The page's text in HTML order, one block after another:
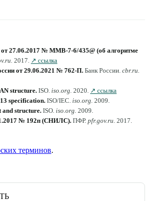
27.06.2017 № ММВ-7-6/435@ (об алгоритме
. 2017. ↗ ссылка
от 29.06.2021 № 762-П. Банк России. cbr.ru.
structure. ISO. iso.org. 2020. ↗ ссылка
specification. ISO/IEC. iso.org. 2009.
and structure. ISO. iso.org. 2009.
№ 192п (СНИЛС). ПФР. pfr.gov.ru. 2017.
терминов.